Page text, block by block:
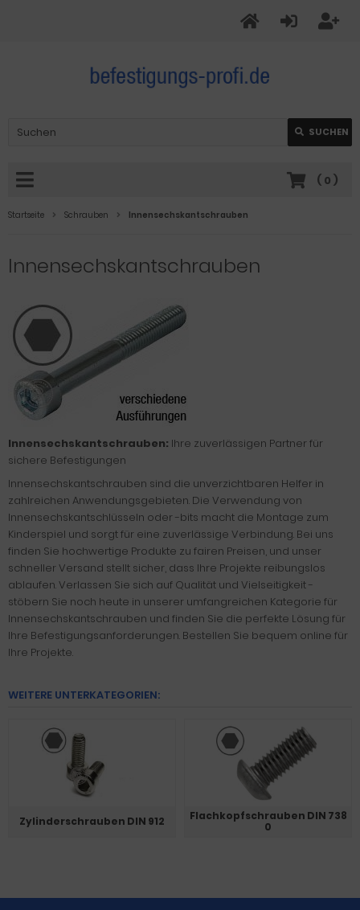
SUCHEN
( 0 )
Startseite Schrauben Innensechskantschrauben
Innensechskantschrauben
Innensechskantschrauben: Ihre zuverlässigen Partner für
sichere Befestigungen
Innensechskantschrauben sind die unverzichtbaren Helfer in
zahlreichen Anwendungsgebieten. Die Verwendung von
Innensechskantschlüsseln oder -bits macht die Montage zum
Kinderspiel und sorgt für eine zuverlässige Verbindung. Bei uns
finden Sie hochwertige Produkte zu fairen Preisen, und unser
schneller Versand stellt sicher, dass Ihre Projekte reibungslos
ablaufen. Verlassen Sie sich auf Qualität und Vielseitigkeit -
stöbern Sie noch heute in unserer umfangreichen Kategorie für
Innensechskantschrauben und finden Sie die perfekte Lösung für
Ihre Befestigungsanforderungen. Bestellen Sie bequem online für
Ihre Projekte.
WEITERE UNTERKATEGORIEN:
Zylinderschrauben DIN 912
Flachkopfschrauben DIN 738
0